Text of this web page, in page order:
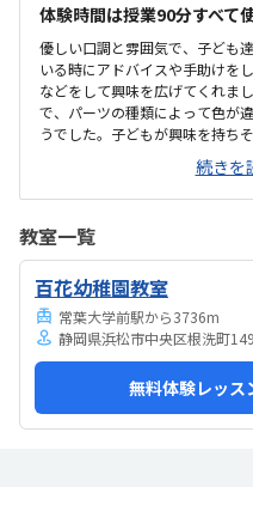
体験時間は授業90分すべて
優しい口調と雰囲気で、子ども
いる時にアドバイスや手助けを
などをして興味を広げてくれま
で、パーツの種類によって色が
うでした。子どもが興味を持ち
ったです。駐車場は停めやすく
ます。近くに別の施設もあるの
思いました。教室はシンプルで
したりできるのは助かります。
いませんが、子どもの成長具合
的にどんどん作り進めていった
さんあれこれ説明されずブロッ
続きを
教室一覧
百花幼稚園教室
常葉大学前駅から3736m
静岡県浜松市中央区根洗町
無料体験レッス